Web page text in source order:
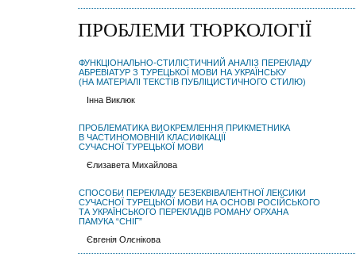
ПРОБЛЕМИ ТЮРКОЛОГІЇ
ФУНКЦІОНАЛЬНО-СТИЛІСТИЧНИЙ АНАЛІЗ ПЕРЕКЛАДУ
АБРЕВІАТУР З ТУРЕЦЬКОЇ МОВИ НА УКРАЇНСЬКУ
(НА МАТЕРІАЛІ ТЕКСТІВ ПУБЛІЦИСТИЧНОГО СТИЛЮ)
Інна Виклюк
ПРОБЛЕМАТИКА ВИОКРЕМЛЕННЯ ПРИКМЕТНИКА
В ЧАСТИНОМОВНІЙ КЛАСИФІКАЦІЇ
СУЧАСНОЇ ТУРЕЦЬКОЇ МОВИ
Єлизавета Михайлова
СПОСОБИ ПЕРЕКЛАДУ БЕЗЕКВІВАЛЕНТНОЇ ЛЕКСИКИ
СУЧАСНОЇ ТУРЕЦЬКОЇ МОВИ НА ОСНОВІ РОСІЙСЬКОГО
ТА УКРАЇНСЬКОГО ПЕРЕКЛАДІВ РОМАНУ ОРХАНА
ПАМУКА “СНІГ”
Євгенія Олєнікова